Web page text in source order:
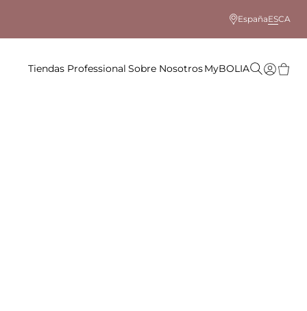
EspañaESCA
Tiendas Professional Sobre NosotrosMyBOLIA